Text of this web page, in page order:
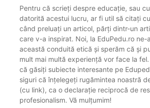
Pentru că scrieți despre educație, sau
datorită acestui lucru, ar fi util să citați
când preluați un articol, părți dintr-un
care v-a inspirat. Noi, la EduPedu.ro ne-
această conduită etică și sperăm că și
mult mai multă experiență vor face la
că găsiți subiecte interesante pe
siguri că înțelegeți rugămintea noastră
(cu link), ca o declarație reciprocă de
profesionalism. Vă mulțumim!